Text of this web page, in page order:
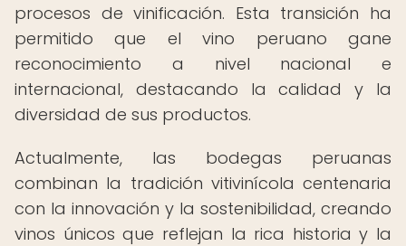
procesos de vinificación. Esta transición ha
permitido que el vino peruano gane
reconocimiento a nivel nacional e
internacional, destacando la calidad y la
diversidad de sus productos.
Actualmente, las bodegas peruanas
combinan la tradición vitivinícola centenaria
con la innovación y la sostenibilidad, creando
vinos únicos que reflejan la rica historia y la